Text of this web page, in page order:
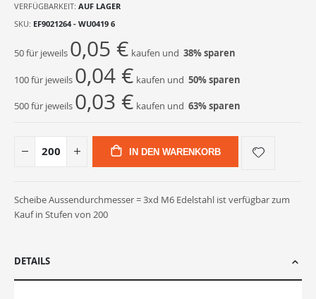
VERFÜGBARKEIT: AUF LAGER
SKU EF9021264 - WU0419 6
50 für jeweils 0,05 € kaufen und 38% sparen
100 für jeweils 0,04 € kaufen und 50% sparen
500 für jeweils 0,03 € kaufen und 63% sparen
IN DEN WARENKORB
Scheibe Aussendurchmesser = 3xd M6 Edelstahl ist verfügbar zum
Kauf in Stufen von 200
DETAILS